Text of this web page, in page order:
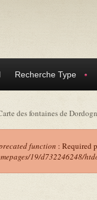
Recherche Type
des fontaines de
function : Required
19/d732246248/